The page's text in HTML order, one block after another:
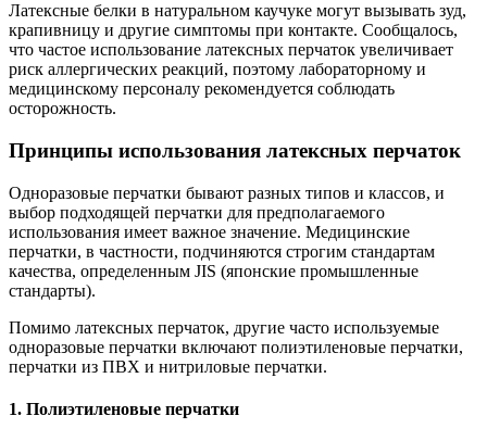
Латексные белки в натуральном каучуке могут вызывать зуд,
крапивницу и другие симптомы при контакте. Сообщалось,
что частое использование латексных перчаток увеличивает
риск аллергических реакций, поэтому лабораторному и
медицинскому персоналу рекомендуется соблюдать
осторожность.
Принципы использования латексных перчаток
Одноразовые перчатки бывают разных типов и классов, и
выбор подходящей перчатки для предполагаемого
использования имеет важное значение. Медицинские
перчатки, в частности, подчиняются строгим стандартам
качества, определенным JIS (японские промышленные
стандарты).
Помимо латексных перчаток, другие часто используемые
одноразовые перчатки включают полиэтиленовые перчатки,
перчатки из ПВХ и нитриловые перчатки.
1. Полиэтиленовые перчатки